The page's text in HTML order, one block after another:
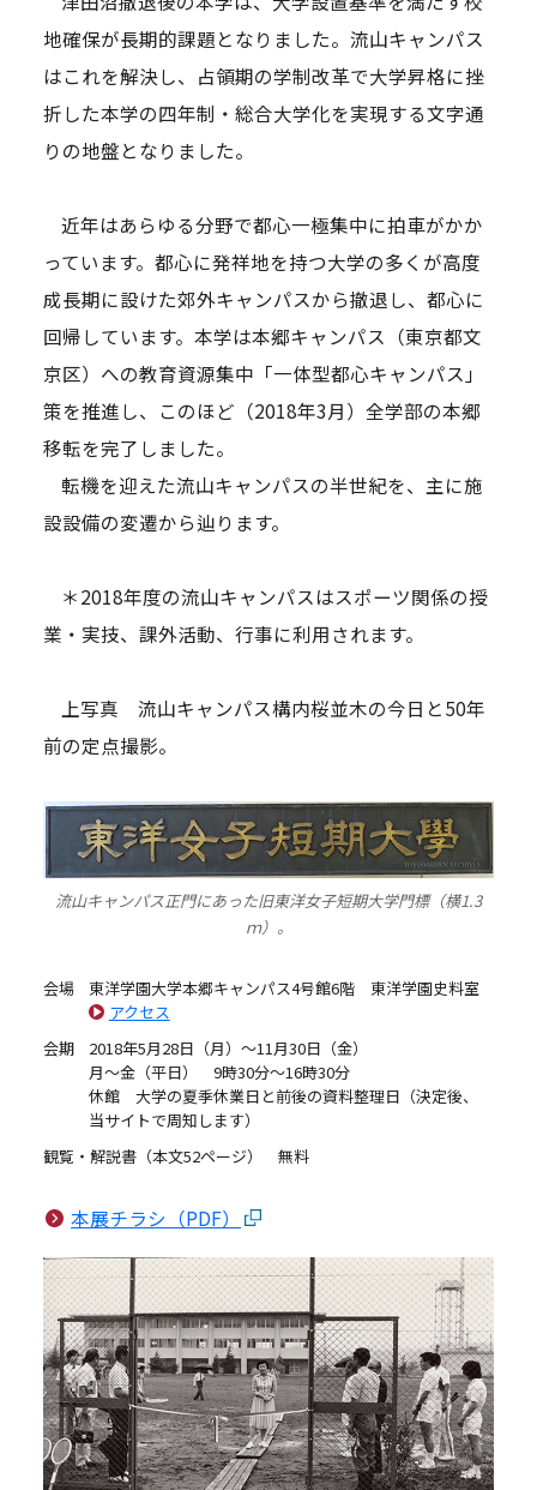
地確保が長期的課題となりました。流山キャンパス
はこれを解決し、占領期の学制改革で大学昇格に挫
折した本学の四年制・総合大学化を実現する文字通
りの地盤となりました。
近年はあらゆる分野で都心一極集中に拍車がかか
っています。都心に発祥地を持つ大学の多くが高度
成長期に設けた郊外キャンパスから撤退し、都心に
回帰しています。本学は本郷キャンパス（東京都文
京区）への教育資源集中「一体型都心キャンパス」
策を推進し、このほど（2018年3月）全学部の本郷
移転を完了しました。
転機を迎えた流山キャンパスの半世紀を、主に施
設設備の変遷から辿ります。
＊2018年度の流山キャンパスはスポーツ関係の授
業・実技、課外活動、行事に利用されます。
上写真 流山キャンパス構内桜並木の今日と50年
前の定点撮影。
流山キャンパス正門にあった旧東洋女子短期大学門標（横1.3
ｍ）。
会場
東洋学園大学本郷キャンパス4号館6階 東洋学園史料室
アクセス
会期
2018年5月28日（月）～11月30日（金）
月～金（平日） 9時30分～16時30分
休館 大学の夏季休業日と前後の資料整理日（決定後、
当サイトで周知します）
観覧・解説書（本文52ページ） 無料
本展チラシ（PDF）